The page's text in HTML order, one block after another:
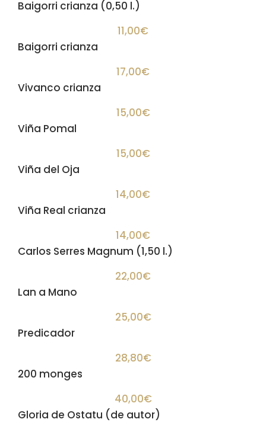
Baigorri crianza (0,50 l.)
11,00€
Baigorri crianza
17,00€
Vivanco crianza
15,00€
Viña Pomal
15,00€
Viña del Oja
14,00€
Viña Real crianza
14,00€
Carlos Serres Magnum (1,50 l.)
22,00€
Lan a Mano
25,00€
Predicador
28,80€
200 monges
40,00€
Gloria de Ostatu (de autor)